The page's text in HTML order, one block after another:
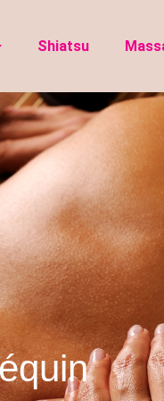
Shiatsu